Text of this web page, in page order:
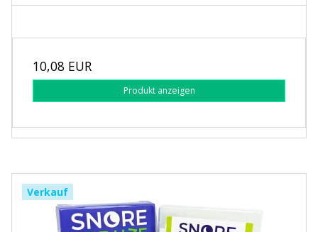
10,08 EUR
Produkt anzeigen
Verkauf